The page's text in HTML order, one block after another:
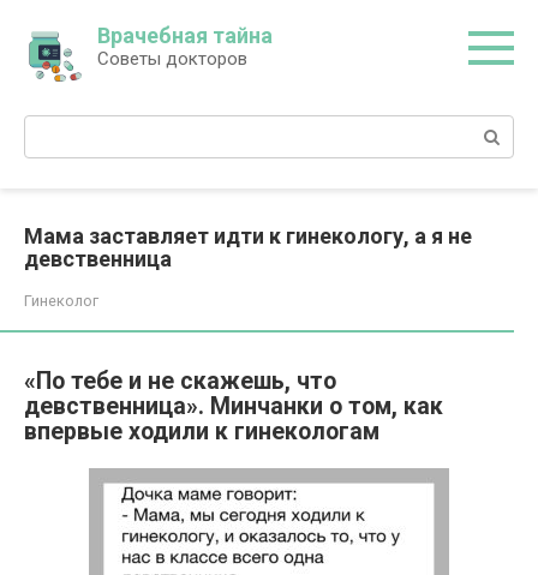
контенту
Врачебная тайна
Советы докторов
Поиск:
Мама заставляет идти к гинекологу, а я не
девственница
Гинеколог
«По тебе и не скажешь, что
девственница». Минчанки о том, как
впервые ходили к гинекологам